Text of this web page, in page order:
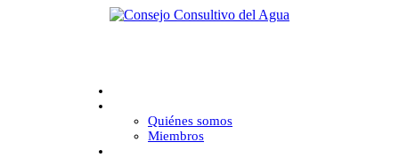
Quiénes somos
Miembros